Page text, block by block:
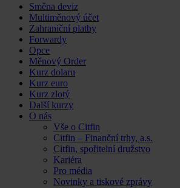
Skip
content
Směna deviz
Multiměnový účet
Zahraniční platby
Forwardy
Opce
Měnový Order
Kurz dolaru
Kurz euro
Kurz zlotý
Další kurzy
O nás
Vše o Citfin
Citfin – Finanční trhy, a.s.
Citfin, spořitelní družstvo
Kariéra
Pro média
Novinky a tiskové zprávy